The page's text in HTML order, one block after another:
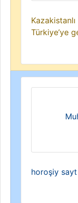
Türkiye’ye
horoşiy sayt